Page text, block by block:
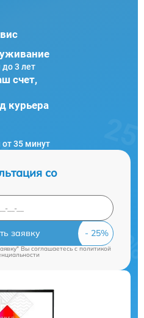
до 3 лет
счет,
курьера
от 35 минут
со
заявку
Вы соглашаетесь cполитикой